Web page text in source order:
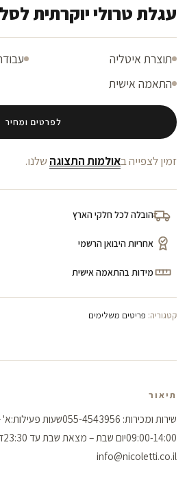
עגלת טרולי יוקרתית
תוצרת איטליה
התאמה אישית
לפרטים ומחיר
זמין לצפייה באולמות התצוגה שלנו.
הובלה לכל חלקי הארץ
אחריות היבואן הרשמי
מידות בהתאמה אישית
קטגוריה: פריטים משלימים
תיאור
info@nicoletti.co.il